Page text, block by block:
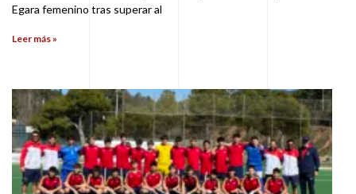
Egara femenino tras superar al
Leer más »